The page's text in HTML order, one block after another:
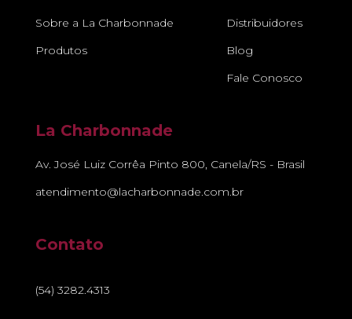
Sobre a La Charbonnade
Produtos
Distribuidores
Blog
Fale Conosco
La Charbonnade
Av. José Luiz Corrêa Pinto 800, Canela/RS - Brasil
atendimento@lacharbonnade.com.br
Contato
(54) 3282.4313